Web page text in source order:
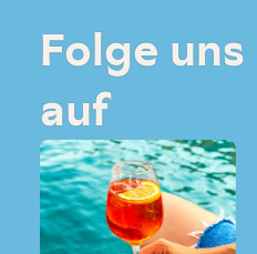
Folge uns
auf